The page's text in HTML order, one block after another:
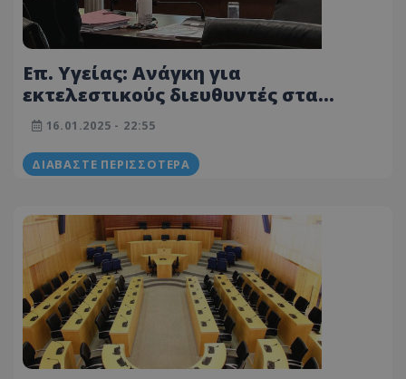
Επ. Υγείας: Aνάγκη για
εκτελεστικούς διευθυντές στα
νοσηλευτήρια - Όσα συζητήθηκαν
16.01.2025 - 22:55
ΔΙΑΒΆΣΤΕ ΠΕΡΙΣΣΌΤΕΡΑ